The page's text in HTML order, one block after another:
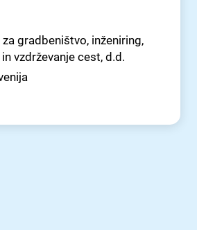
za gradbeništvo, inženiring,
vzdrževanje cest, d.d.